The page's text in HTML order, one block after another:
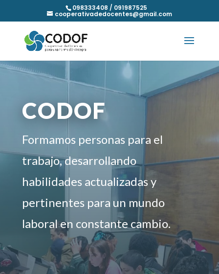
098333408 / 091987525
cooperativadedocentes@gmail.com
CODOF
Formamos personas para el
trabajo, desarrollando
habilidades actualizadas y
pertinentes para un mundo
laboral en constante cambio.